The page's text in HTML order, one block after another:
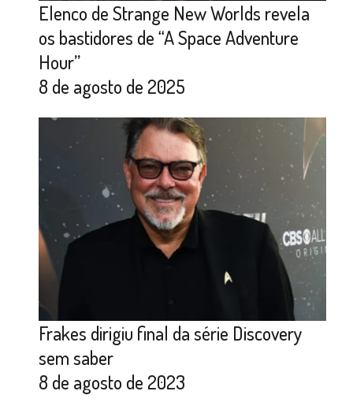
Elenco de Strange New Worlds revela
os bastidores de “A Space Adventure
Hour”
8 de agosto de 2025
Frakes dirigiu final da série Discovery
sem saber
8 de agosto de 2023